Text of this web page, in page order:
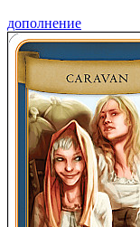
дополнение